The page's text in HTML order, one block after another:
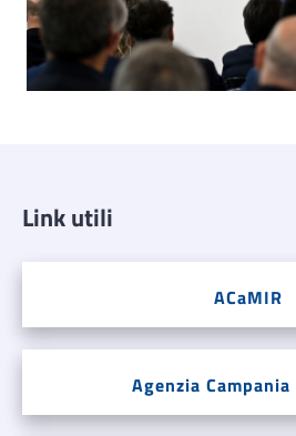
Link utili
ACaMIR
Agenzia